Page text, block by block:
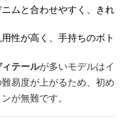
ムと合わせやすく、きれ
性が高く、手持ちのボト
テールが多いモデルはイ
易度が上がるため、初め
が無難です。